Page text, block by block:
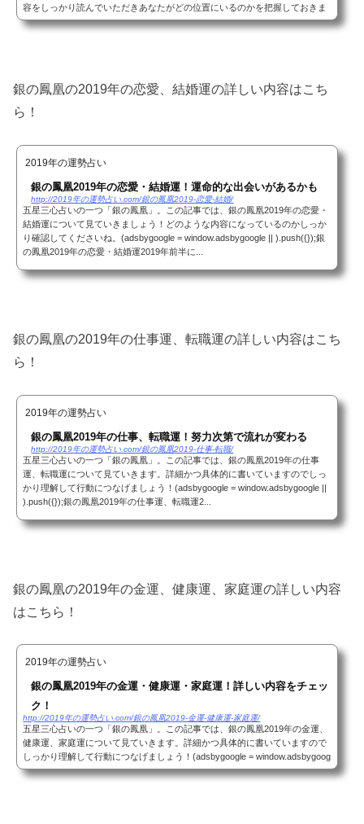
容をしっかり読んでいただきあなたがどの位置にいるのかを把握しておきま
しょう！あなたがどの星の元にあるのかがわか...
銀の鳳凰の2019年の恋愛、結婚運の詳しい内容はこち
ら！
2019年の運勢占い
銀の鳳凰2019年の恋愛・結婚運！運命的な出会いがあるかも
http://2019年の運勢占い.com/銀の鳳凰2019-恋愛-結婚/
五星三心占いの一つ「銀の鳳凰」。この記事では、銀の鳳凰2019年の恋愛・
結婚運について見ていきましょう！どのような内容になっているのかしっか
り確認してくださいね。(adsbygoogle = window.adsbygoogle || ).push({});銀
の鳳凰2019年の恋愛・結婚運2019年前半に...
銀の鳳凰の2019年の仕事運、転職運の詳しい内容はこち
ら！
2019年の運勢占い
銀の鳳凰2019年の仕事、転職運！努力次第で流れが変わる
http://2019年の運勢占い.com/銀の鳳凰2019-仕事-転職/
五星三心占いの一つ「銀の鳳凰」。この記事では、銀の鳳凰2019年の仕事
運、転職運について見ていきます。詳細かつ具体的に書いていますのでしっ
かり理解して行動につなげましょう！(adsbygoogle = window.adsbygoogle ||
).push({});銀の鳳凰2019年の仕事運、転職運2...
銀の鳳凰の2019年の金運、健康運、家庭運の詳しい内容
はこちら！
2019年の運勢占い
銀の鳳凰2019年の金運・健康運・家庭運！詳しい内容をチェッ
ク！
http://2019年の運勢占い.com/銀の鳳凰2019-金運-健康運-家庭運/
五星三心占いの一つ「銀の鳳凰」。この記事では、銀の鳳凰2019年の金運、
健康運、家庭運について見ていきます。詳細かつ具体的に書いていますので
しっかり理解して行動につなげましょう！(adsbygoogle = window.adsbygoog
le || ).push({});銀の鳳凰2019年の金運今後...